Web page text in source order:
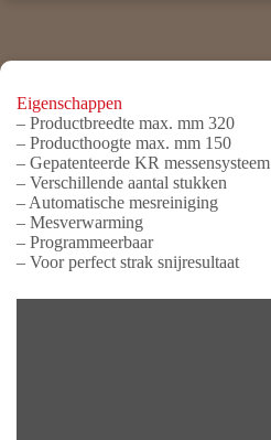
Eigenschappen
– Productbreedte max. mm 320
– Producthoogte max. mm 150
– Gepatenteerde KR messensysteem
– Verschillende aantal stukken
– Automatische mesreiniging
– Mesverwarming
– Programmeerbaar
– Voor perfect strak snijresultaat